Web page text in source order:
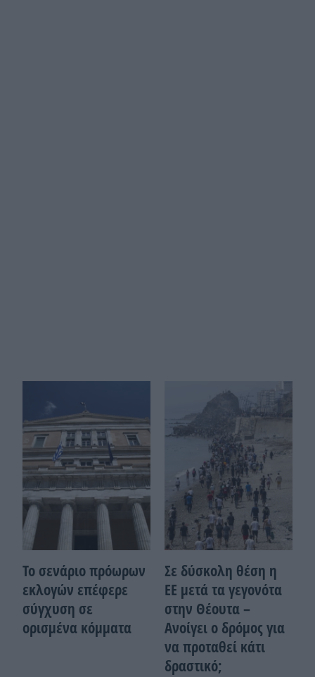
Το σενάριο πρόωρων
εκλογών επέφερε
σύγχυση σε
ορισμένα κόμματα
Σε δύσκολη θέση η
ΕΕ μετά τα γεγονότα
στην Θέουτα –
Ανοίγει ο δρόμος για
να προταθεί κάτι
δραστικό;